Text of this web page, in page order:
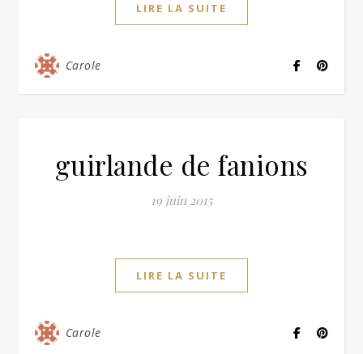
LIRE LA SUITE
Carole
guirlande de fanions
19 juin 2015
LIRE LA SUITE
Carole